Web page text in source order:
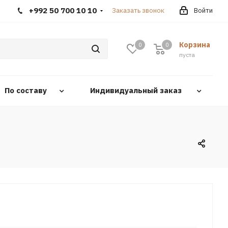
Войти
+992 50 700 10 10 Заказать звонок
0 Корзина
0
пуста
0
По составу Индивидуальный заказ